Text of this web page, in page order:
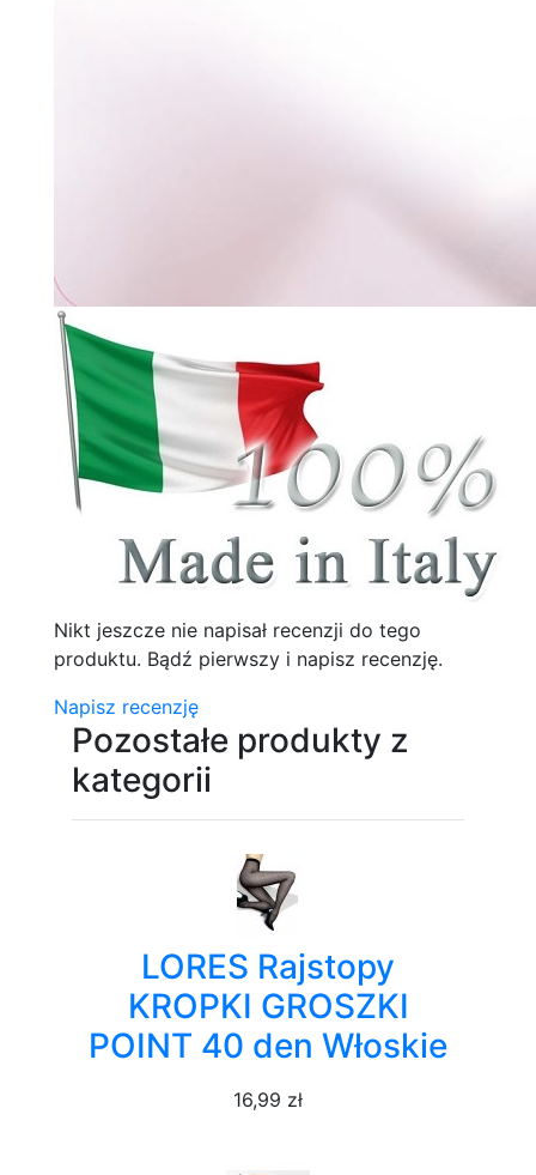
Nikt jeszcze nie napisał recenzji do tego
produktu. Bądź pierwszy i napisz recenzję.
Napisz recenzję
Pozostałe produkty z
kategorii
LORES Rajstopy
KROPKI GROSZKI
POINT 40 den Włoskie
16,99 zł